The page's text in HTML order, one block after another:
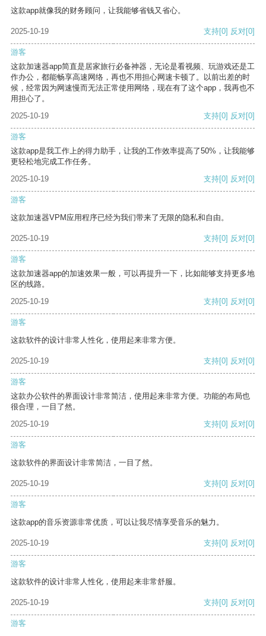
这款app就像我的财务顾问，让我能够省钱又省心。
2025-10-19 支持[0] 反对[0]
游客
这款加速器app简直是居家旅行必备神器，无论是看视频、玩游戏还是工
作办公，都能畅享高速网络，再也不用担心网速卡顿了。以前出差的时
候，经常因为网速慢而无法正常使用网络，现在有了这个app，我再也不
用担心了。
2025-10-19
支持[0] 反对[0]
游客
这款app是我工作上的得力助手，让我的工作效率提高了50%，让我能够
更轻松地完成工作任务。
2025-10-19
支持[0] 反对[0]
游客
这款加速器VPM应用程序已经为我们带来了无限的隐私和自由。
2025-10-19 支持[0] 反对[0]
游客
这款加速器app的加速效果一般，可以再提升一下，比如能够支持更多地
区的线路。
2025-10-19
支持[0] 反对[0]
游客
这款软件的设计非常人性化，使用起来非常方便。
2025-10-19 支持[0] 反对[0]
游客
这款办公软件的界面设计非常简洁，使用起来非常方便。功能的布局也
很合理，一目了然。
2025-10-19
支持[0] 反对[0]
游客
这款软件的界面设计非常简洁，一目了然。
2025-10-19 支持[0] 反对[0]
游客
这款app的音乐资源非常优质，可以让我尽情享受音乐的魅力。
2025-10-19 支持[0] 反对[0]
游客
这款软件的设计非常人性化，使用起来非常舒服。
2025-10-19 支持[0] 反对[0]
游客